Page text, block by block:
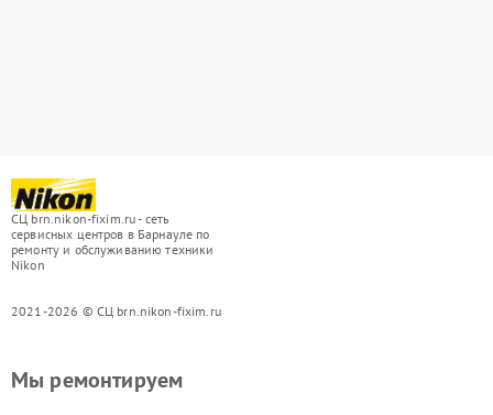
СЦ brn.nikon-fixim.ru - сеть
сервисных центров в Барнауле по
ремонту и обслуживанию техники
Nikon
2021-2026 © СЦ brn.nikon-fixim.ru
Мы ремонтируем